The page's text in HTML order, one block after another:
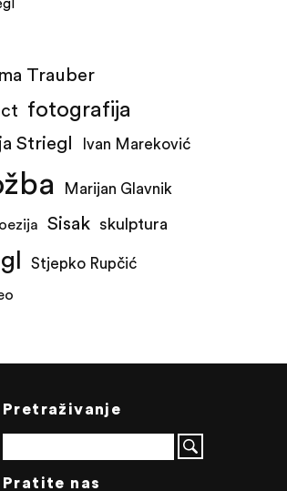
Trauber
fotografija
Striegl Ivan Mareković
Marijan Glavnik
Sisak skulptura
Stjepko Rupčić
Pretraživanje
Pratite nas